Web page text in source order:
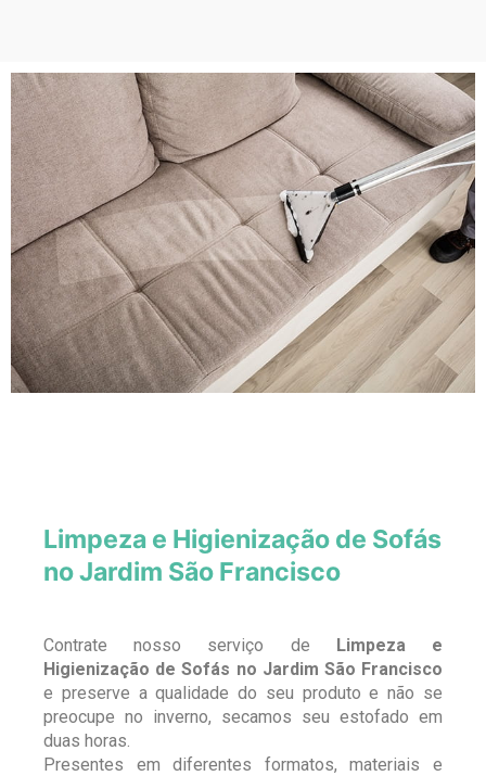
Limpeza e Higienização de Sofás
no Jardim São Francisco
Contrate nosso serviço de Limpeza e
Higienização de Sofás no Jardim São Francisco
e preserve a qualidade do seu produto e não se
preocupe no inverno, secamos seu estofado em
duas horas.
Presentes em diferentes formatos, materiais e